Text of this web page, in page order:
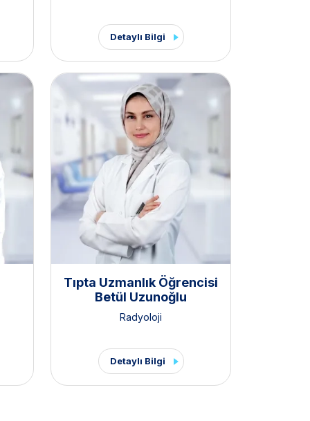
Detaylı Bilgi
Tıpta Uzmanlık Öğrencisi
Betül Uzunoğlu
Radyoloji
Detaylı Bilgi